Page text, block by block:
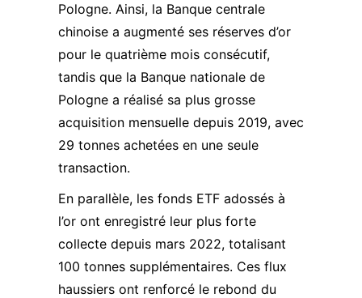
Pologne. Ainsi, la Banque centrale
chinoise a augmenté ses réserves d’or
pour le quatrième mois consécutif,
tandis que la Banque nationale de
Pologne a réalisé sa plus grosse
acquisition mensuelle depuis 2019, avec
29 tonnes achetées en une seule
transaction.
En parallèle, les fonds ETF adossés à
l’or ont enregistré leur plus forte
collecte depuis mars 2022, totalisant
100 tonnes supplémentaires. Ces flux
haussiers ont renforcé le rebond du